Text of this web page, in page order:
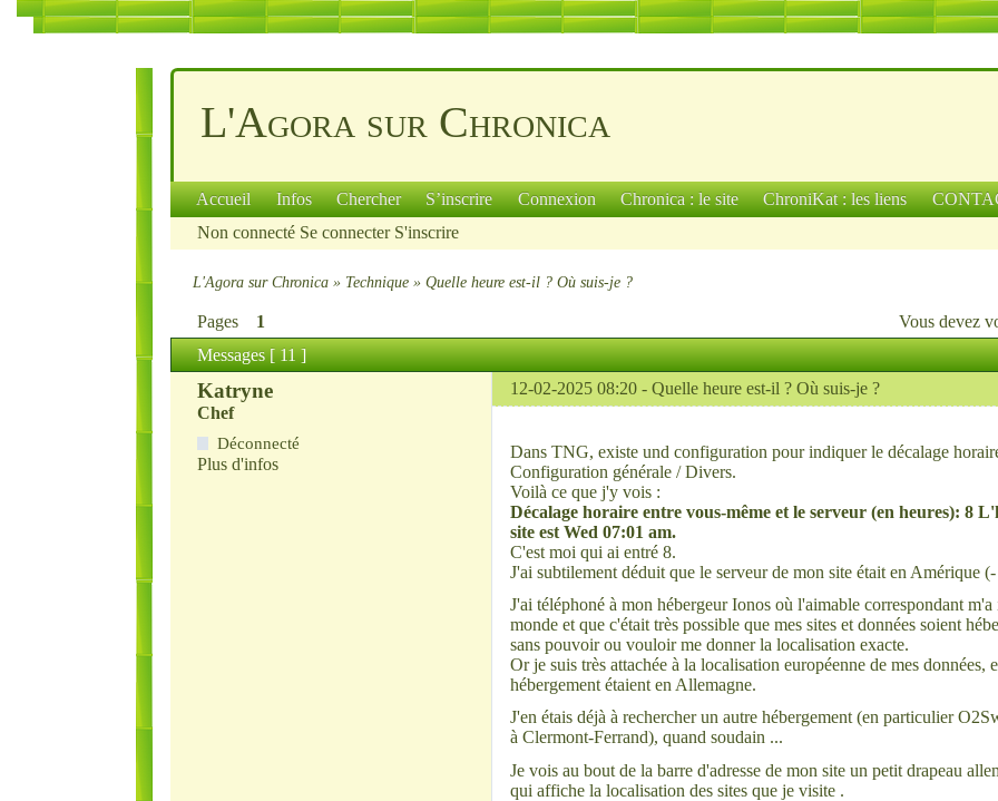
L'Agora sur Chronica
Accueil Infos Chercher S’inscrire Connexion Chronica : le site ChroniKat : les liens
Non connecté Se connecter S'inscrire
L'Agora sur Chronica » Technique »Quelle heure est-il ? Où suis-je ?
Pages 1 Vous devez
Messages [ 11 ]
Katryne 12-02-2025 08:20 - Quelle heure est-il ? Où suis-je ?
Chef
Déconnecté
Plus d'infos
Dans TNG, existe und configuration pour indiquer le décalage
Configuration générale / Divers.
Voilà ce que j'y vois :
Décalage horaire entre vous-même et le serveur (en heures): 8
site est Wed 07:01 am.
C'est moi qui ai entré 8.
J'ai subtilement déduit que le serveur de mon site était en Amérique
J'ai téléphoné à mon hébergeur Ionos où l'aimable correspondant
monde et que c'était très possible que mes sites et données soient
sans pouvoir ou vouloir me donner la localisation exacte.
Or je suis très attachée à la localisation européenne de mes données,
hébergement étaient en Allemagne.
J'en étais déjà à rechercher un autre hébergement (en particulier
à Clermont-Ferrand), quand soudain ...
Je vois au bout de la barre d'adresse de mon site un petit drapeau
qui affiche la localisation des sites que je visite .